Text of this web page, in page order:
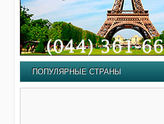
ПОПУЛЯРНЫЕ СТРАНЫ